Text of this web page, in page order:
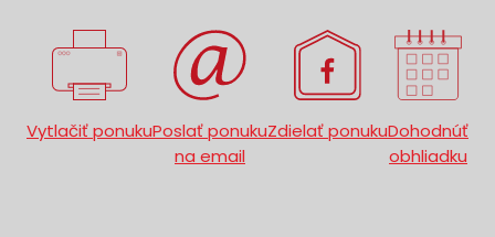
Vytlačiť ponukuPoslať ponuku
na email
Zdielať ponukuDohodnúť
obhliadku